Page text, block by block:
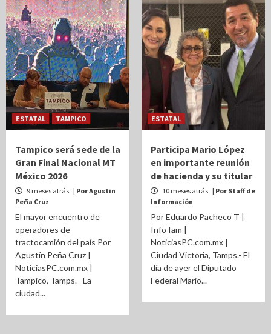
ESTATAL TAMPICO
Tampico será sede de la
Gran Final Nacional MT
México 2026
9 meses atrás | Por Agustin
Peña Cruz
El mayor encuentro de
operadores de
tractocamión del país Por
Agustín Peña Cruz |
NoticiasPC.com.mx |
Tampico, Tamps.– La
ciudad...
ESTATAL
Participa Mario López
en importante reunión
de hacienda y su titular
10 meses atrás | Por Staff de
Información
Por Eduardo Pacheco T |
InfoTam |
NoticiasPC.com.mx |
Ciudad Victoria, Tamps.- El
día de ayer el Diputado
Federal Mario...